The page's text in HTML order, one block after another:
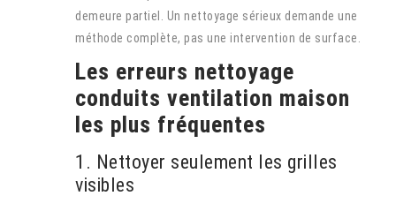
demeure partiel. Un nettoyage sérieux demande une
méthode complète, pas une intervention de surface.
Les erreurs nettoyage
conduits ventilation maison
les plus fréquentes
1. Nettoyer seulement les grilles
visibles